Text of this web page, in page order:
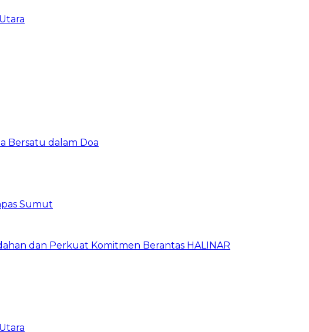
Bersatu dalam Doa
Sumut
dan Perkuat Komitmen Berantas HALINAR